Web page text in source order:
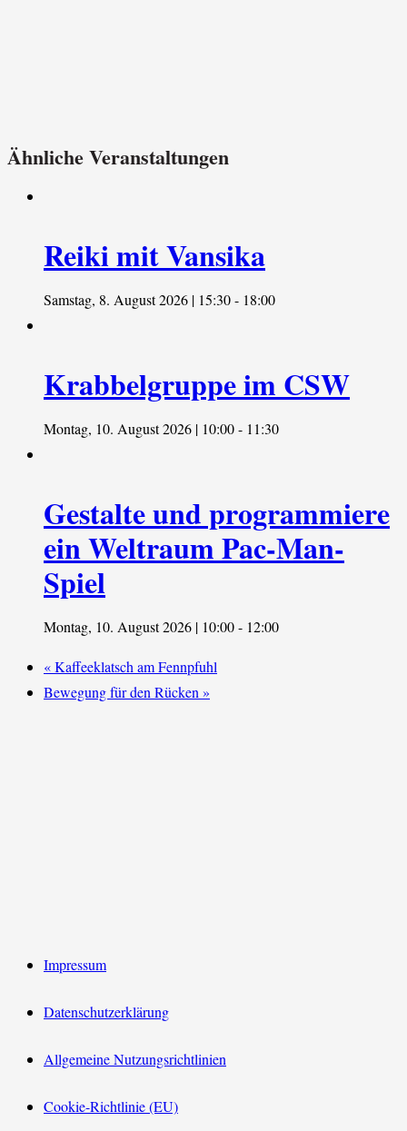
Ähnliche Veranstaltungen
Reiki mit Vansika
Samstag, 8. August 2026 | 15:30- 18:00
Krabbelgruppe im CSW
Montag, 10. August 2026 | 10:00- 11:30
Gestalte und programmiere
ein Weltraum Pac-Man-
Spiel
Montag, 10. August 2026 | 10:00- 12:00
«Kaffeeklatsch am Fennpfuhl
Bewegung für den Rücken »
Impressum
Datenschutzerklärung
Allgemeine Nutzungsrichtlinien
Cookie-Richtlinie (EU)